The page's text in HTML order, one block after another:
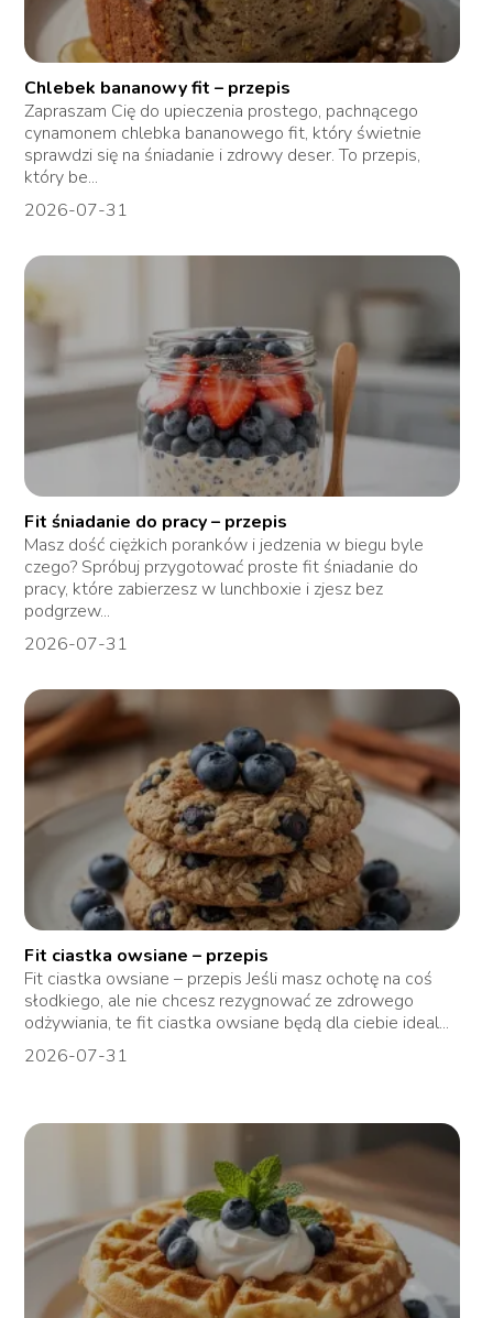
Chlebek bananowy fit – przepis
Zapraszam Cię do upieczenia prostego, pachnącego
cynamonem chlebka bananowego fit, który świetnie
sprawdzi się na śniadanie i zdrowy deser. To przepis,
który be...
2026-07-31
Fit śniadanie do pracy – przepis
Masz dość ciężkich poranków i jedzenia w biegu byle
czego? Spróbuj przygotować proste fit śniadanie do
pracy, które zabierzesz w lunchboxie i zjesz bez
podgrzew...
2026-07-31
Fit ciastka owsiane – przepis
Fit ciastka owsiane – przepis Jeśli masz ochotę na coś
słodkiego, ale nie chcesz rezygnować ze zdrowego
odżywiania, te fit ciastka owsiane będą dla ciebie ideal...
2026-07-31